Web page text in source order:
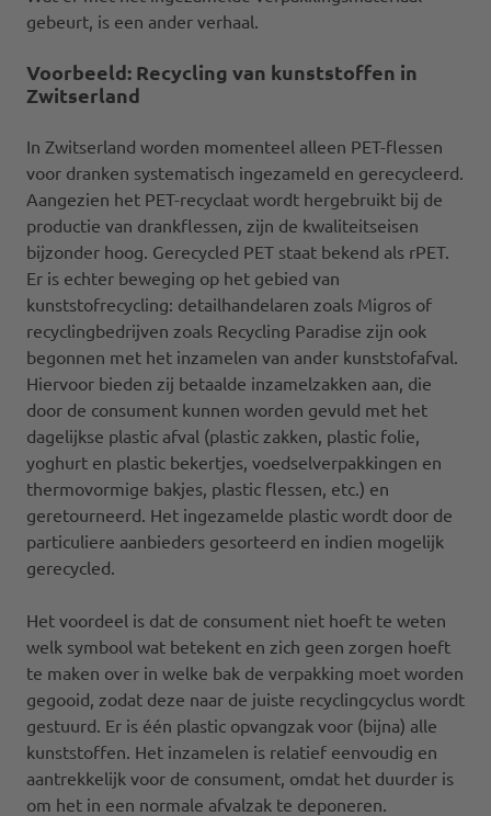
gebeurt, is een ander verhaal.
Voorbeeld: Recycling van kunststoffen in
Zwitserland
In Zwitserland worden momenteel alleen PET-flessen
voor dranken systematisch ingezameld en gerecycleerd.
Aangezien het PET-recyclaat wordt hergebruikt bij de
productie van drankflessen, zijn de kwaliteitseisen
bijzonder hoog. Gerecycled PET staat bekend als rPET.
Er is echter beweging op het gebied van
kunststofrecycling: detailhandelaren zoals Migros of
recyclingbedrijven zoals Recycling Paradise zijn ook
begonnen met het inzamelen van ander kunststofafval.
Hiervoor bieden zij betaalde inzamelzakken aan, die
door de consument kunnen worden gevuld met het
dagelijkse plastic afval (plastic zakken, plastic folie,
yoghurt en plastic bekertjes, voedselverpakkingen en
thermovormige bakjes, plastic flessen, etc.) en
geretourneerd. Het ingezamelde plastic wordt door de
particuliere aanbieders gesorteerd en indien mogelijk
gerecycled.
Het voordeel is dat de consument niet hoeft te weten
welk symbool wat betekent en zich geen zorgen hoeft
te maken over in welke bak de verpakking moet worden
gegooid, zodat deze naar de juiste recyclingcyclus wordt
gestuurd. Er is één plastic opvangzak voor (bijna) alle
kunststoffen. Het inzamelen is relatief eenvoudig en
aantrekkelijk voor de consument, omdat het duurder is
om het in een normale afvalzak te deponeren.